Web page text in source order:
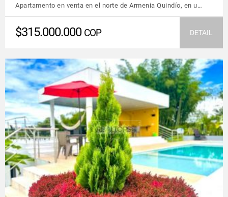
Apartamento en venta en el norte de Armenia Quindío, en u…
$315.000.000 COP DETAIL
VIEW DETAILS